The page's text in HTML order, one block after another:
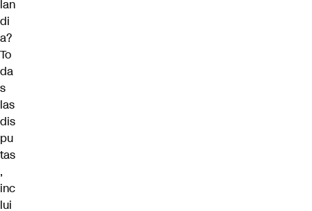
lan
di
a?
To
da
s
las
dis
pu
tas
,
inc
lui